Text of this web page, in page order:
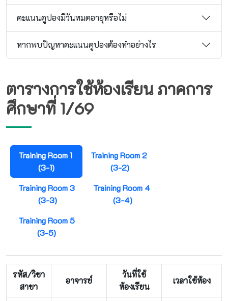
คะแนนคูปองมีวันหมดอายุหรือไม่
หากพบปัญหาคะแนนคูปองต้องทำอย่างไร
ตารางการใช้ห้องเรียน ภาคการ
ศึกษาที่ 1/69
Training Room 1
(3-1)
Training Room 2
(3-2)
Training Room 3
(3-3)
Training Room 4
(3-4)
Training Room 5
(3-5)
รหัส/วิชา
สาขา
อาจารย์
วันที่ใช้
ห้องเรียน
เวลาใช้ห้อง